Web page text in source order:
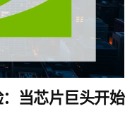
当芯片巨头开始